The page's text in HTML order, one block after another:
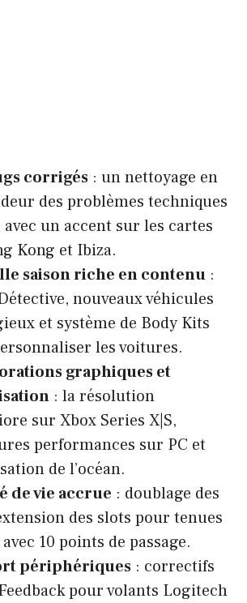
corrigés : un nettoyage en
des problèmes techniques
avec un accent sur les cartes
Kong et Ibiza.
saison riche en contenu :
nouveaux véhicules
et système de Body Kits
les voitures.
graphiques et
: la résolution
sur Xbox Series X|S,
performances sur PC et
de l’océan.
de vie accrue : doublage des
des slots pour tenues
avec 10 points de passage.
périphériques : correctifs
pour volants Logitech